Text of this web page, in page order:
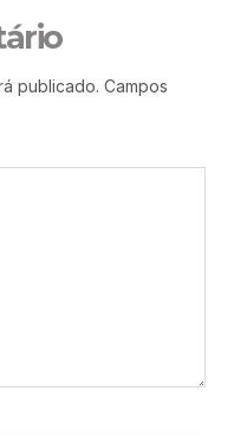
publicado. Campos